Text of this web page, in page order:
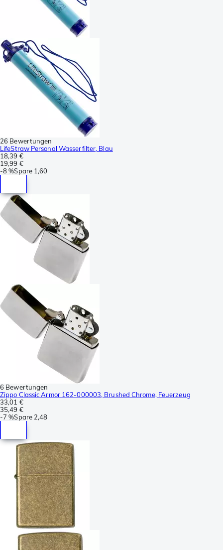
26 Bewertungen
LifeStraw Personal Wasserfilter, Blau
18,39 €
19,99 €
-8 %Spare 1,60
6 Bewertungen
Zippo Classic Armor 162-000003, Brushed Chrome, Feuerzeug
33,01 €
35,49 €
-7 %Spare 2,48